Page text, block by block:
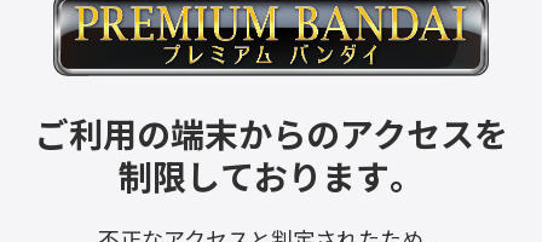
ご利用の端末からのアクセスを
制限しております。